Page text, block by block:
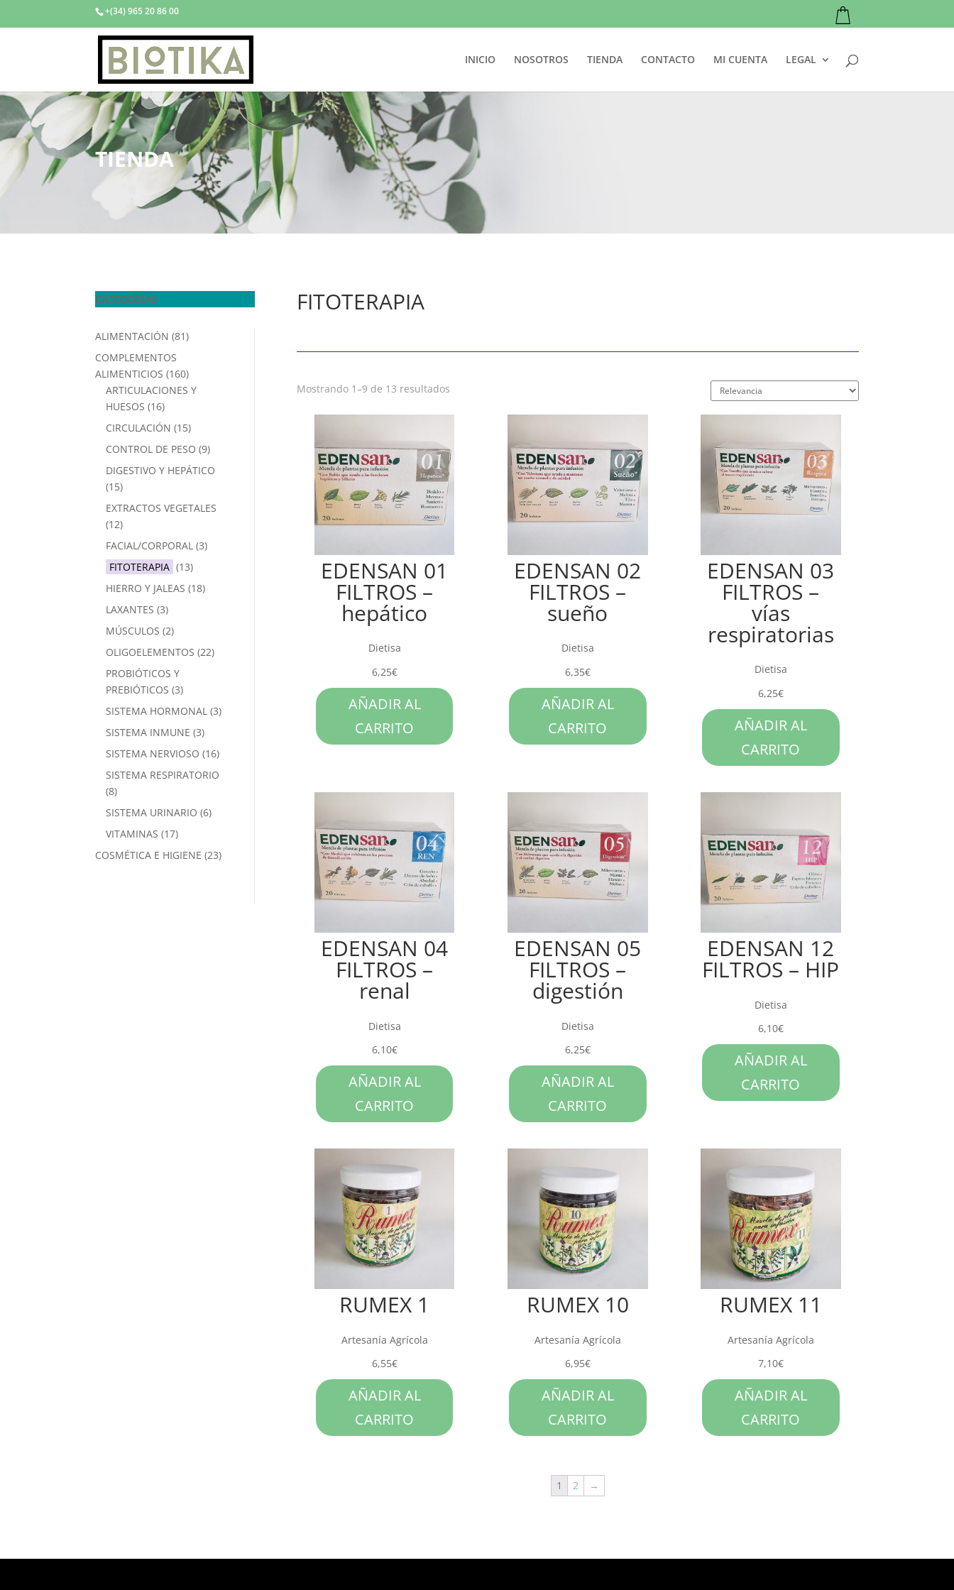
+(34) 965 20 86 00
INICIO NOSOTROS TIENDA CONTACTO MI CUENTA LEGAL
TIENDA
CATEGORÍAS
ALIMENTACIÓN (81)
COMPLEMENTOS
ALIMENTICIOS (160)
ARTICULACIONES Y
HUESOS (16)
CIRCULACIÓN (15)
CONTROL DE PESO (9)
DIGESTIVO Y HEPÁTICO
(15)
EXTRACTOS VEGETALES
(12)
FACIAL/CORPORAL (3)
FITOTERAPIA (13)
HIERRO Y JALEAS (18)
LAXANTES (3)
MÚSCULOS (2)
OLIGOELEMENTOS (22)
PROBIÓTICOS Y
PREBIÓTICOS (3)
SISTEMA HORMONAL (3)
SISTEMA INMUNE (3)
SISTEMA NERVIOSO (16)
SISTEMA RESPIRATORIO
(8)
SISTEMA URINARIO (6)
VITAMINAS (17)
COSMÉTICA E HIGIENE (23)
FITOTERAPIA
Mostrando 1–9 de 13 resultados
EDENSAN 01
FILTROS –
hepático
Dietisa
6,25€
AÑADIR AL
CARRITO
EDENSAN 02
FILTROS –
sueño
Dietisa
6,35€
AÑADIR AL
CARRITO
EDENSAN 03
FILTROS –
vías
respiratorias
Dietisa
6,25€
AÑADIR AL
CARRITO
EDENSAN 04
FILTROS –
renal
Dietisa
6,10€
AÑADIR AL
CARRITO
EDENSAN 05
FILTROS –
digestión
Dietisa
6,25€
AÑADIR AL
CARRITO
EDENSAN 12
FILTROS – HIP
Dietisa
6,10€
AÑADIR AL
CARRITO
RUMEX 1
Artesanía Agrícola
6,55€
AÑADIR AL
CARRITO
RUMEX 10
Artesanía Agrícola
6,95€
AÑADIR AL
CARRITO
RUMEX 11
Artesanía Agrícola
7,10€
AÑADIR AL
CARRITO
1 2 →